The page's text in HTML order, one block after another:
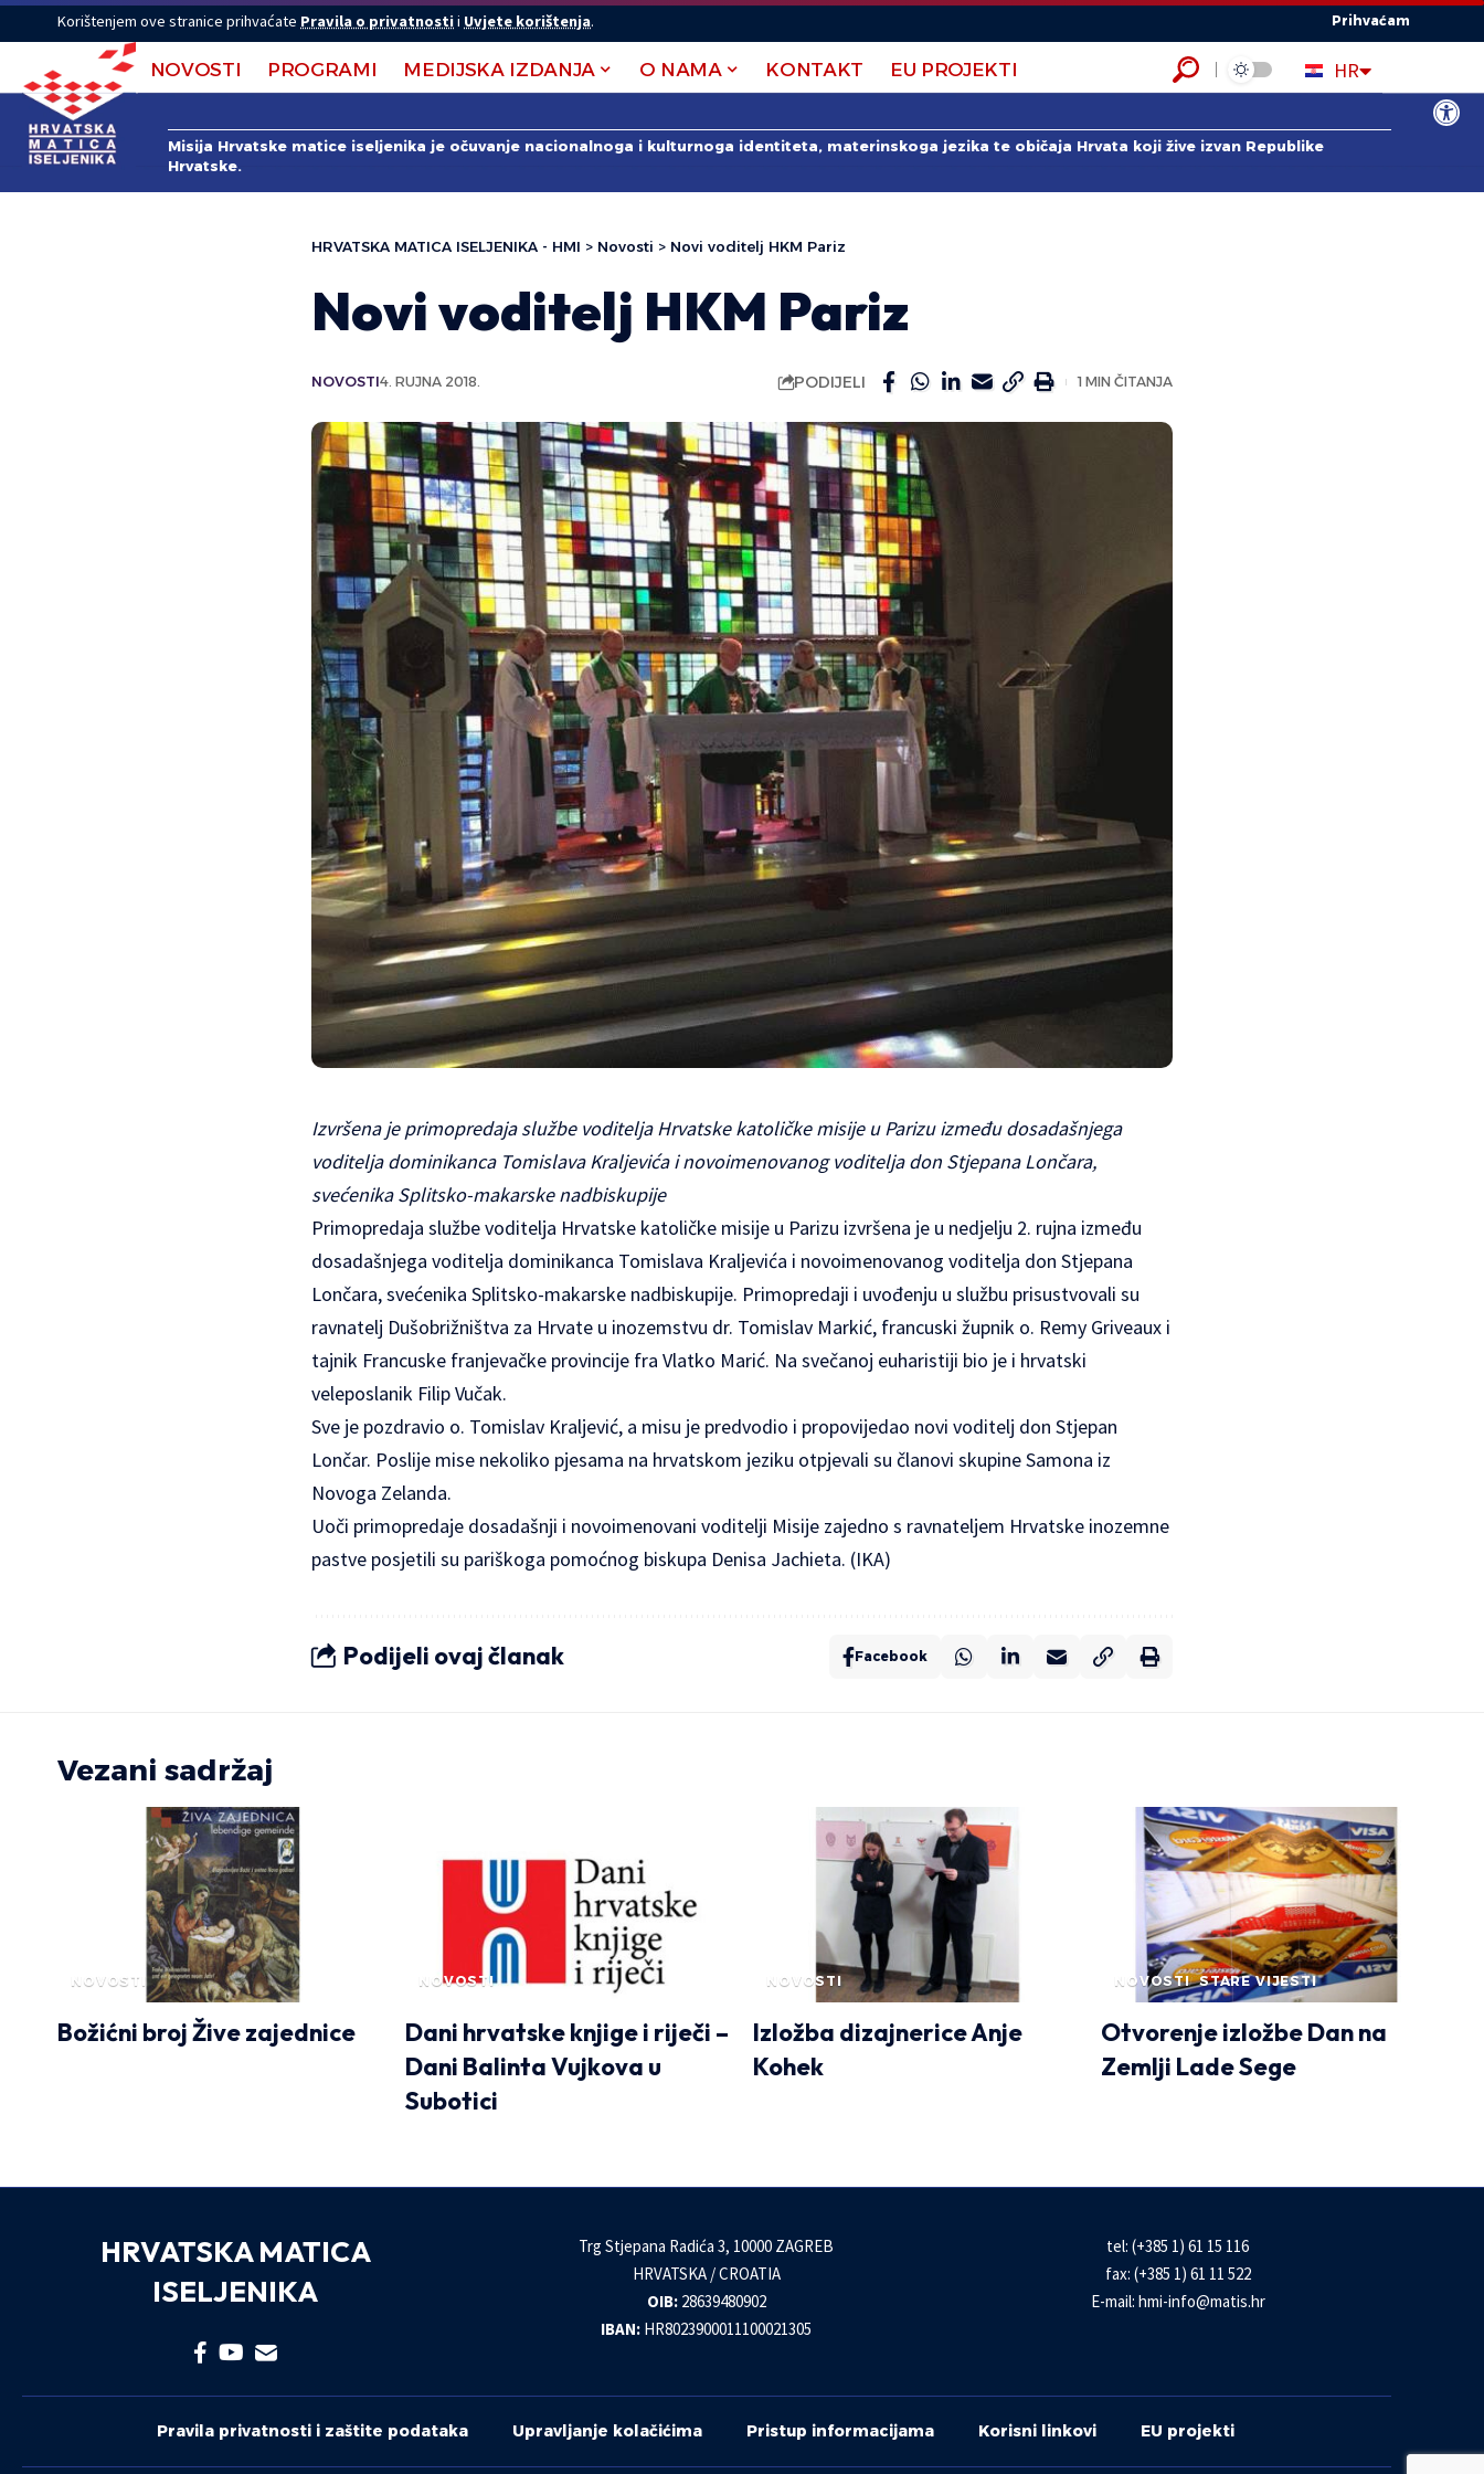
Open
Korištenjem ove stranice prihvaćate Pravila o privatnostii Uvjete korištenja. Prihvaćam
NOVOSTI PROGRAMI MEDIJSKA IZDANJA O NAMA KONTAKT EU PROJEKTI HR
EN
ES
Misija Hrvatske matice iseljenika je očuvanje nacionalnoga i kulturnoga identiteta, materinskoga jezika te običaja Hrvata koji žive izvan Republike
Hrvatske.
HRVATSKA MATICA ISELJENIKA - HMI > Novosti > Novi voditelj HKM Pariz
Novi voditelj HKM Pariz
NOVOSTI4. RUJNA 2018. PODIJELI 1 MIN ČITANJA
Izvršena je primopredaja službe voditelja Hrvatske katoličke misije u Parizu između dosadašnjega
voditelja dominikanca Tomislava Kraljevića i novoimenovanog voditelja don Stjepana Lončara,
svećenika Splitsko-makarske nadbiskupije
Primopredaja službe voditelja Hrvatske katoličke misije u Parizu izvršena je u nedjelju 2. rujna između
dosadašnjega voditelja dominikanca Tomislava Kraljevića i novoimenovanog voditelja don Stjepana
Lončara, svećenika Splitsko-makarske nadbiskupije. Primopredaji i uvođenju u službu prisustvovali su
ravnatelj Dušobrižništva za Hrvate u inozemstvu dr. Tomislav Markić, francuski župnik o. Remy Griveaux i
tajnik Francuske franjevačke provincije fra Vlatko Marić. Na svečanoj euharistiji bio je i hrvatski
veleposlanik Filip Vučak.
Sve je pozdravio o. Tomislav Kraljević, a misu je predvodio i propovijedao novi voditelj don Stjepan
Lončar. Poslije mise nekoliko pjesama na hrvatskom jeziku otpjevali su članovi skupine Samona iz
Novoga Zelanda.
Uoči primopredaje dosadašnji i novoimenovani voditelji Misije zajedno s ravnateljem Hrvatske inozemne
pastve posjetili su pariškoga pomoćnog biskupa Denisa Jachieta. (IKA)
Podijeli ovaj članak Facebook
Vezani sadržaj
NOVOSTI
Božićni broj Žive zajednice
NOVOSTI
Dani hrvatske knjige i riječi –
Dani Balinta Vujkova u
Subotici
NOVOSTI
Izložba dizajnerice Anje
Kohek
NOVOSTI STARE VIJESTI
Otvorenje izložbe Dan na
Zemlji Lade Sege
HRVATSKA MATICA
ISELJENIKA
Trg Stjepana Radića 3, 10000 ZAGREB
HRVATSKA / CROATIA
OIB:28639480902
IBAN: HR8023900011100021305
tel: (+385 1) 61 15 116
fax: (+385 1) 61 11 522
E-mail: hmi-info@matis.hr
Pravila privatnosti i zaštite podataka Upravljanje kolačićima Pristup informacijama Korisni linkovi EU projekti